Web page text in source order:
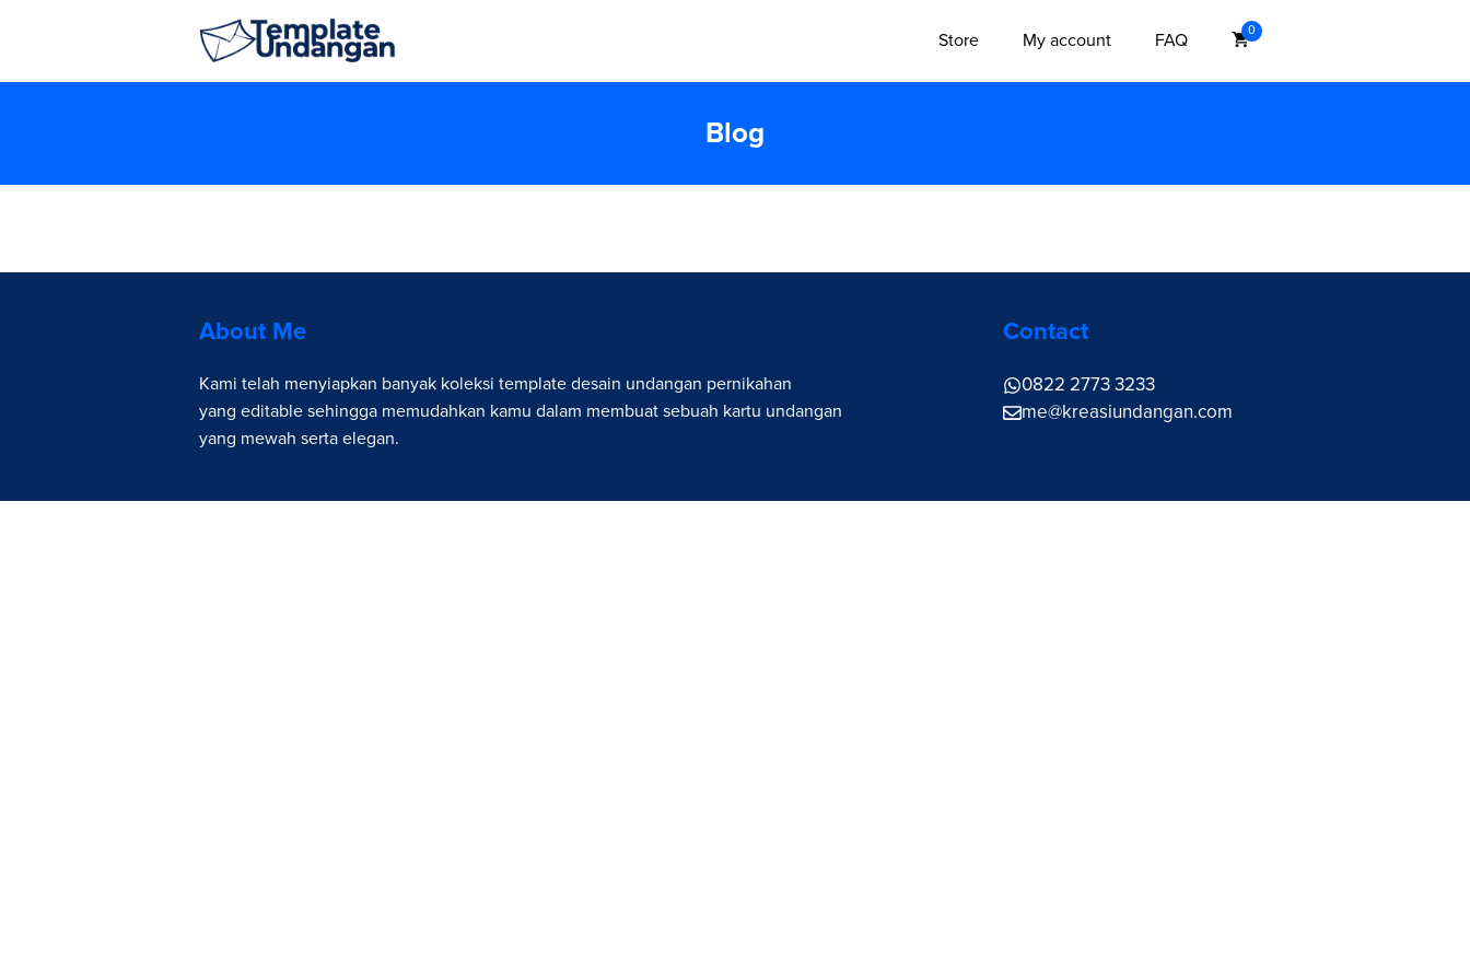
Store My account FAQ 0
Blog
About Me
Kami telah menyiapkan banyak koleksi template desain undangan pernikahan
yang editable sehingga memudahkan kamu dalam membuat sebuah kartu undangan
yang mewah serta elegan.
Contact
0822 2773 3233
me@kreasiundangan.com